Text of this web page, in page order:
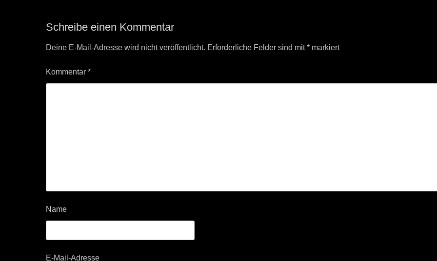
Schreibe einen Kommentar
Deine E-Mail-Adresse wird nicht veröffentlicht. Erforderliche Felder sind mit* markiert
Kommentar*
Name
E-Mail-Adresse